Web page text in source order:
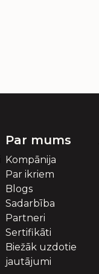
Par mums
Kompānija
Par ikriem
Blogs
Sadarbība
Partneri
Sertifikāti
Biežāk uzdotie
jautājumi